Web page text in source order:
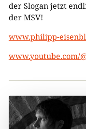
der Slogan jetzt
der MSV!
www.philipp-
www.youtube.com/